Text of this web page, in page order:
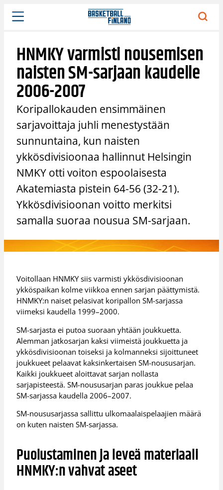
Siirry
sisältöön
HNMKY varmisti nousemisen
naisten SM-sarjaan kaudelle
2006-2007
Koripallokauden ensimmäinen
sarjavoittaja juhli menestystään
sunnuntaina, kun naisten
ykkösdivisioonaa hallinnut Helsingin
NMKY otti voiton espoolaisesta
Akatemiasta pistein 64-56 (32-21).
Ykkösdivisioonan voitto merkitsi
samalla suoraa nousua SM-sarjaan.
Voitollaan HNMKY siis varmisti ykkösdivisioonan
ykköspaikan kolme viikkoa ennen sarjan päättymistä.
HNMKY:n naiset pelasivat koripallon SM-sarjassa
viimeksi kaudella 1999–2000.
SM-sarjasta ei putoa suoraan yhtään joukkuetta.
Alemman jatkosarjan kaksi viimeistä joukkuetta ja
ykkösdivisioonan toiseksi ja kolmanneksi sijoittuneet
joukkueet pelaavat kaksinkertaisen SM-noususarjan.
Kaikki joukkueet aloittavat sarjan nollasta
sarjapisteestä. SM-noususarjan paras joukkue pelaa
SM-sarjassa kaudella 2006–2007.
SM-noususarjassa sallittu ulkomaalaispelaajien määrä
on kuten naisten SM-sarjassa.
Puolustaminen ja leveä materiaali
HNMKY:n vahvat aseet